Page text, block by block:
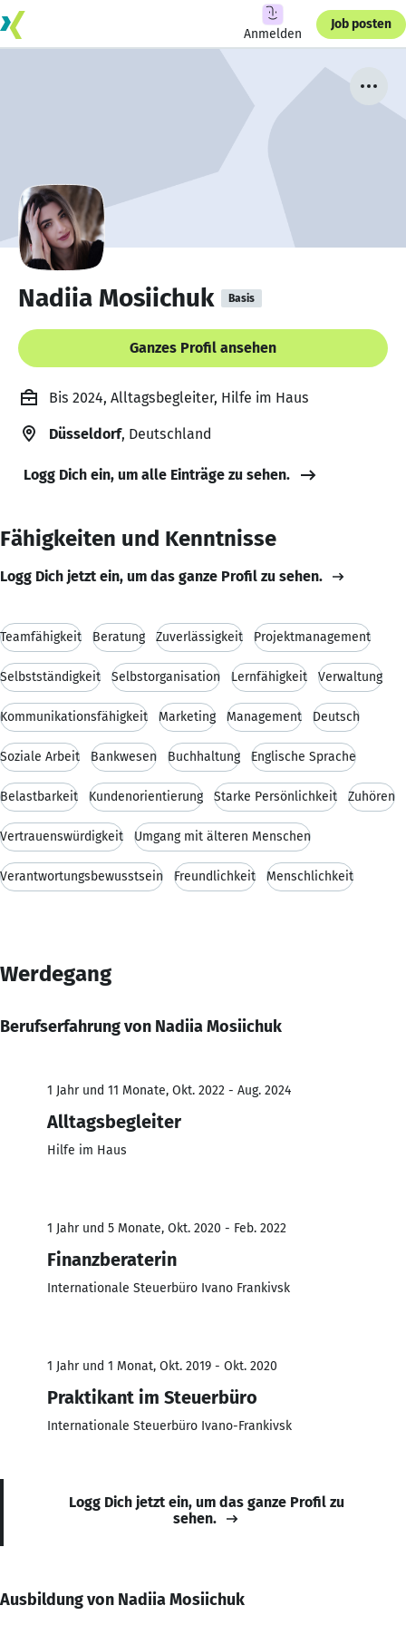
Anmelden
Job posten
Nadiia Mosiichuk Basis
Ganzes Profil ansehen
Bis 2024, Alltagsbegleiter, Hilfe im Haus
Düsseldorf, Deutschland
Logg Dich ein, um alle Einträge zu sehen.
Fähigkeiten und Kenntnisse
Logg Dich jetzt ein, um das ganze Profil zu sehen.
Teamfähigkeit Beratung Zuverlässigkeit Projektmanagement
Selbstständigkeit Selbstorganisation Lernfähigkeit Verwaltung
Kommunikationsfähigkeit Marketing Management Deutsch
Soziale Arbeit Bankwesen Buchhaltung Englische Sprache
Belastbarkeit Kundenorientierung Starke Persönlichkeit Zuhören
Vertrauenswürdigkeit Umgang mit älteren Menschen
Verantwortungsbewusstsein Freundlichkeit Menschlichkeit
Werdegang
Berufserfahrung von Nadiia Mosiichuk
1 Jahr und 11 Monate, Okt. 2022 - Aug. 2024
Alltagsbegleiter
Hilfe im Haus
1 Jahr und 5 Monate, Okt. 2020 - Feb. 2022
Finanzberaterin
Internationale Steuerbüro Ivano Frankivsk
1 Jahr und 1 Monat, Okt. 2019 - Okt. 2020
Praktikant im Steuerbüro
Internationale Steuerbüro Ivano-Frankivsk
Logg Dich jetzt ein, um das ganze Profil zu
sehen.
Ausbildung von Nadiia Mosiichuk